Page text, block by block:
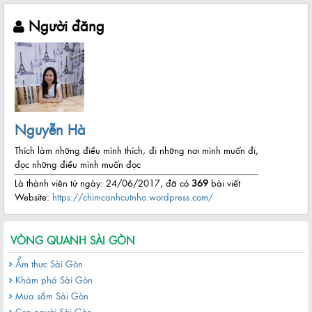
Người đăng
Nguyễn Hà
Thích làm những điều mình thích, đi những nơi mình muốn đi,
đọc những điều mình muốn đọc
Là thành viên từ ngày: 24/06/2017, đã có 369 bài viết
Website: https://chimcanhcutnho.wordpress.com/
VÒNG QUANH SÀI GÒN
Ẩm thực Sài Gòn
Khám phá Sài Gòn
Mua sắm Sài Gòn